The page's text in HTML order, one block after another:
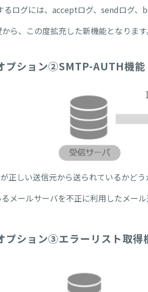
ログには、acceptログ、sendログ、
ら、この度拡充した新機能となります
プション➁SMTP-AUTH機能
正しい送信元から送られているかどう
メールサーバを不正に利用したメー
プション③エラーリスト取得